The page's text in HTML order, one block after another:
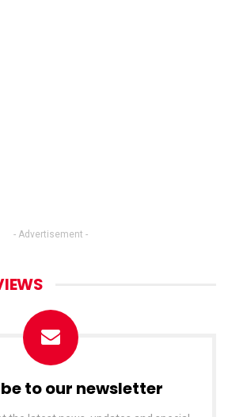
- Advertisement -
to our newsletter